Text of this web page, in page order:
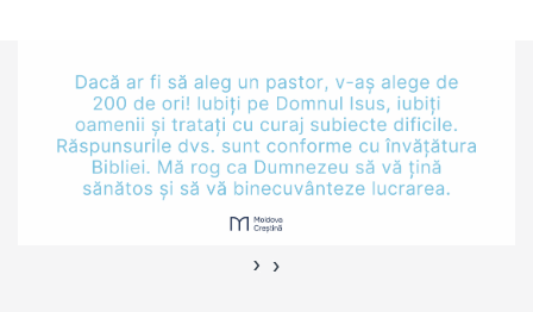
însărcinarea, ca
niște trimiși
împuterniciți ai lui
Hristos, ca şi cum
Dumnezeu ar
‹ ›